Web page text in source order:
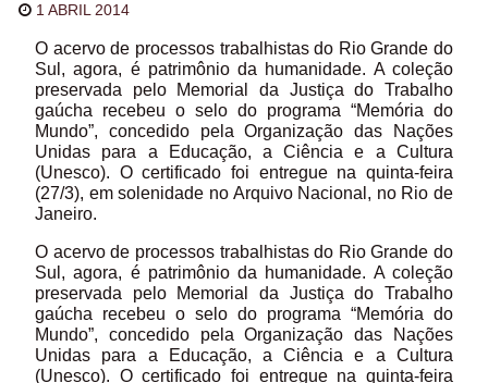
1 ABRIL 2014
O acervo de processos trabalhistas do Rio Grande do
Sul, agora, é patrimônio da humanidade. A coleção
preservada pelo Memorial da Justiça do Trabalho
gaúcha recebeu o selo do programa “Memória do
Mundo”, concedido pela Organização das Nações
Unidas para a Educação, a Ciência e a Cultura
(Unesco). O certificado foi entregue na quinta-feira
(27/3), em solenidade no Arquivo Nacional, no Rio de
Janeiro.
O acervo de processos trabalhistas do Rio Grande do
Sul, agora, é patrimônio da humanidade. A coleção
preservada pelo Memorial da Justiça do Trabalho
gaúcha recebeu o selo do programa “Memória do
Mundo”, concedido pela Organização das Nações
Unidas para a Educação, a Ciência e a Cultura
(Unesco). O certificado foi entregue na quinta-feira